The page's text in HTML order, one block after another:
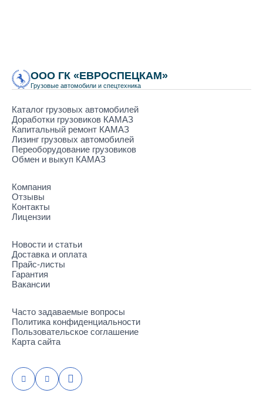
ООО ГК «ЕВРОСПЕЦКАМ»
Грузовые автомобили и спецтехника
Каталог грузовых автомобилей
Доработки грузовиков КАМАЗ
Капитальный ремонт КАМАЗ
Лизинг грузовых автомобилей
Переоборудование грузовиков
Обмен и выкуп КАМАЗ
Компания
Отзывы
Контакты
Лицензии
Новости и статьи
Доставка и оплата
Прайс-листы
Гарантия
Вакансии
Часто задаваемые вопросы
Политика конфиденциальности
Пользовательское соглашение
Карта сайта